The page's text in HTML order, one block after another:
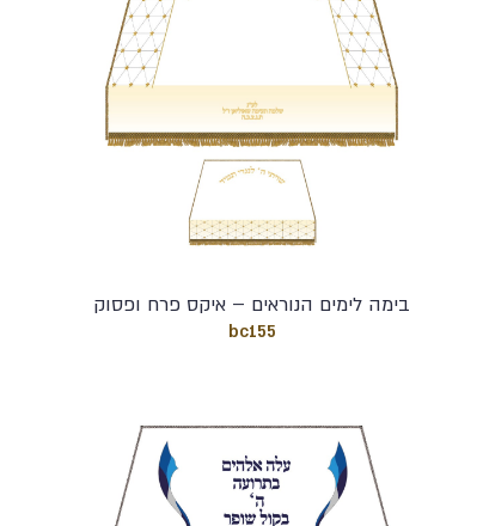
בימה לימים הנוראים – איקס פרח ופסוק
bc155